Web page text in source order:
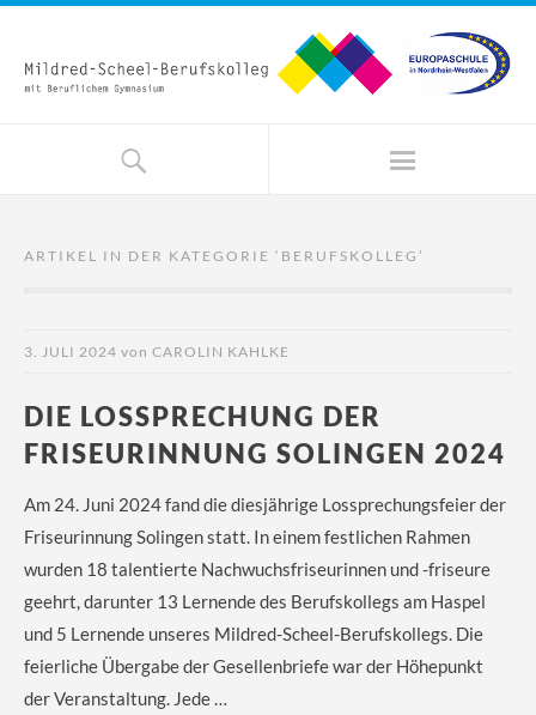
ARTIKEL IN DER KATEGORIE ‘ BERUFSKOLLEG ’
3. JULI 2024 von CAROLIN KAHLKE
DIE LOSSPRECHUNG DER
FRISEURINNUNG SOLINGEN 2024
Am 24. Juni 2024 fand die diesjährige Lossprechungsfeier der
Friseurinnung Solingen statt. In einem festlichen Rahmen
wurden 18 talentierte Nachwuchsfriseurinnen und -friseure
geehrt, darunter 13 Lernende des Berufskollegs am Haspel
und 5 Lernende unseres Mildred-Scheel-Berufskollegs. Die
feierliche Übergabe der Gesellenbriefe war der Höhepunkt
der Veranstaltung. Jede …